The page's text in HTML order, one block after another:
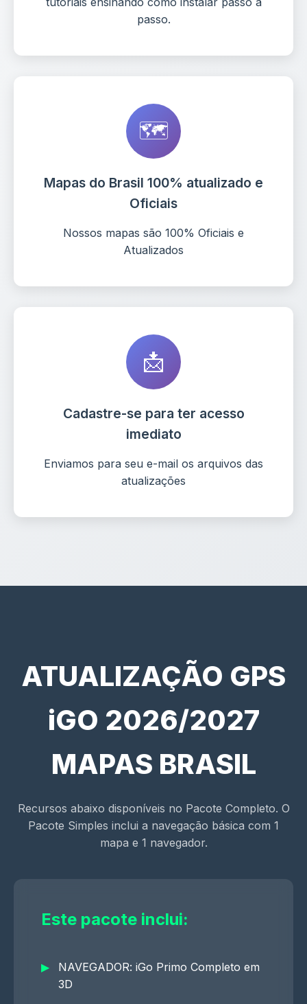
passo.
🗺️
Mapas do Brasil 100% atualizado e
Oficiais
Nossos mapas são 100% Oficiais e
Atualizados
📩
Cadastre-se para ter acesso
imediato
Enviamos para seu e-mail os arquivos das
atualizações
ATUALIZAÇÃO GPS
iGO 2026/2027
MAPAS BRASIL
Recursos abaixo disponíveis no Pacote Completo. O
Pacote Simples inclui a navegação básica com 1
mapa e 1 navegador.
Este pacote inclui:
NAVEGADOR: iGo Primo Completo em
3D